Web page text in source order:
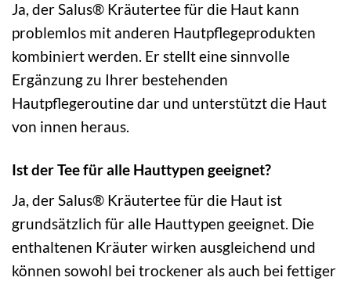
Ja, der Salus® Kräutertee für die Haut kann
problemlos mit anderen Hautpflegeprodukten
kombiniert werden. Er stellt eine sinnvolle
Ergänzung zu Ihrer bestehenden
Hautpflegeroutine dar und unterstützt die Haut
von innen heraus.
Ist der Tee für alle Hauttypen geeignet?
Ja, der Salus® Kräutertee für die Haut ist
grundsätzlich für alle Hauttypen geeignet. Die
enthaltenen Kräuter wirken ausgleichend und
können sowohl bei trockener als auch bei fettiger